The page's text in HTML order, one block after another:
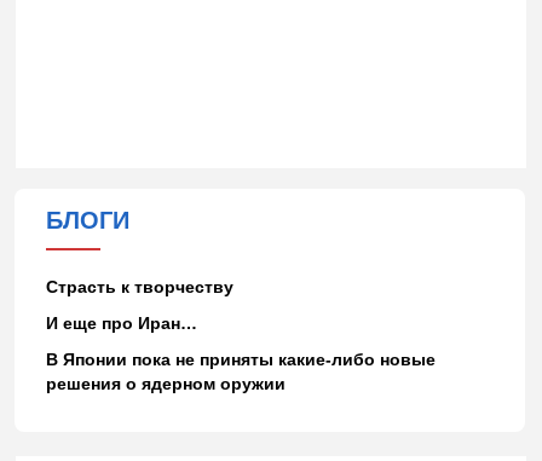
БЛОГИ
Страсть к творчеству
И еще про Иран…
В Японии пока не приняты какие-либо новые
решения о ядерном оружии